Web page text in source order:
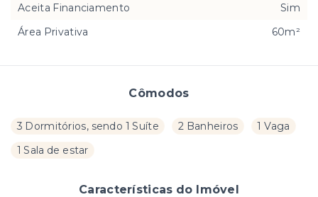
Cômodos
3 Dormitórios, sendo 1 Suíte 2 Banheiros
1 Vaga
1 Sala de estar
Características do Imóvel
Aceita Financiamento
Sim
Área Privativa
60m²